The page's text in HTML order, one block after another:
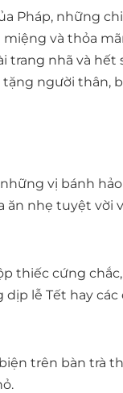
Pháp, những
và thỏa
trang nhã và
người thân,
vị bánh
ăn nhẹ tuyệt vời
thiếc cứng
lễ Tết hay các
trên bàn trà